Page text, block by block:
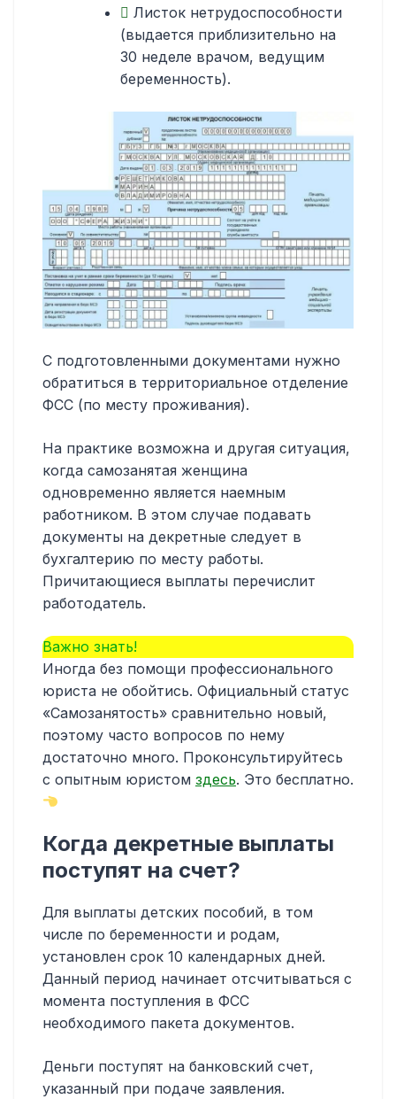
Листок нетрудоспособности
(выдается приблизительно на
30 неделе врачом, ведущим
беременность).
С подготовленными документами нужно
обратиться в территориальное отделение
ФСС (по месту проживания).
На практике возможна и другая ситуация,
когда самозанятая женщина
одновременно является наемным
работником. В этом случае подавать
документы на декретные следует в
бухгалтерию по месту работы.
Причитающиеся выплаты перечислит
работодатель.
Важно знать!
Иногда без помощи профессионального
юриста не обойтись. Официальный статус
«Самозанятость» сравнительно новый,
поэтому часто вопросов по нему
достаточно много. Проконсультируйтесь
с опытным юристом здесь. Это бесплатно.
Когда декретные выплаты
поступят на счет?
Для выплаты детских пособий, в том
числе по беременности и родам,
установлен срок 10 календарных дней.
Данный период начинает отсчитываться с
момента поступления в ФСС
необходимого пакета документов.
Деньги поступят на банковский счет,
указанный при подаче заявления.